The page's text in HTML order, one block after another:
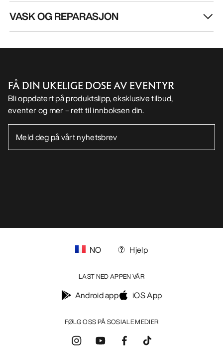
VASK OG REPARASJON
FÅ DIN UKELIGE DOSE AV EVENTYR
Bli oppdatert på produktslipp, eksklusive tilbud,
eventer og mer – rett til innboksen din.
FØLG OSS PÅ SOSIALE MEDIER
NO Hjelp
LAST NED APPEN VÅR
Android app iOS App